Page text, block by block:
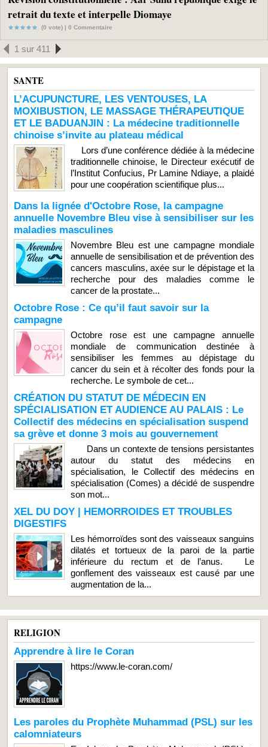
retrait du texte et interpelle Diomaye
(0 vote) | 0 Commentaire
1 sur 411
SANTE
L’ACUPUNCTURE, LES VENTOUSES, LA
MOXIBUSTION, LE MASSAGE THÉRAPEUTIQUE
ET LE BADUANJIN : La médecine traditionnelle
chinoise s’invite au plateau médical
Lors d’une conférence dédiée à la médecine
traditionnelle chinoise, le Directeur exécutif de
l’Institut Confucius, Pr Lamine Ndiaye, a plaidé
pour une coopération scientifique plus...
Dans la lignée d'Octobre Rose, la campagne
annuelle Novembre Bleu vise à sensibiliser sur les
maladies masculines
Novembre Bleu est une campagne mondiale
annuelle de sensibilisation et de prévention des
cancers masculins, axée sur le dépistage et la
recherche pour des maladies comme le
cancer de la prostate...
Octobre Rose : Ce qu’il faut savoir sur la
campagne
Octobre rose est une campagne annuelle
mondiale de communication destinée à
sensibiliser les femmes au dépistage du
cancer du sein et à récolter des fonds pour la
recherche. Le symbole de cet...
CRÉATION DU STATUT DE MÉDECIN EN
SPÉCIALISATION ET AUDIENCE AU PALAIS : Le
Collectif des médecins en spécialisation suspend
sa grève et donne 3 mois au gouvernement
Dans un contexte de tensions persistantes
autour du statut des médecins en
spécialisation, le Collectif des médecins en
spécialisation (Comes) a décidé de suspendre
son mot...
XEL DU DOY | HEMORROIDES ET TROUBLES
DIGESTIFS
Les hémorroïdes sont des vaisseaux sanguins
dilatés et tortueux de la paroi de la partie
inférieure du rectum et de l’anus. Le
gonflement des vaisseaux est causé par une
augmentation de la...
RELIGION
Apprendre à lire le Coran
https://www.le-coran.com/
Les paroles du Prophète Muhammad (PSL) sur les
calomniateurs